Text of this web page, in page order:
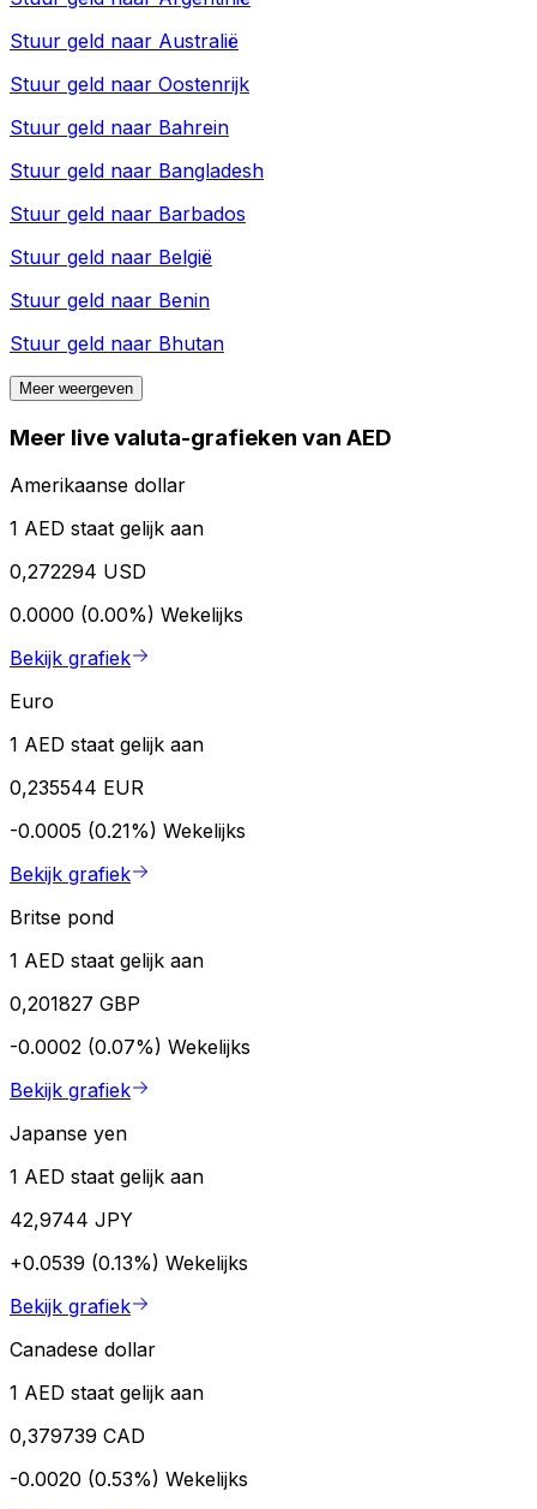
Stuur geld naar Australië
Stuur geld naar Oostenrijk
Stuur geld naar Bahrein
Stuur geld naar Bangladesh
Stuur geld naar Barbados
Stuur geld naar België
Stuur geld naar Benin
Stuur geld naar Bhutan
Meer weergeven
Meer live valuta-grafieken van AED
Amerikaanse dollar
1 AED staat gelijk aan
0,272294 USD
0.0000 (0.00%) Wekelijks
Bekijk grafiek
Euro
1 AED staat gelijk aan
0,235544 EUR
-0.0005 (0.21%) Wekelijks
Bekijk grafiek
Britse pond
1 AED staat gelijk aan
0,201827 GBP
-0.0002 (0.07%) Wekelijks
Bekijk grafiek
Japanse yen
1 AED staat gelijk aan
42,9744 JPY
+0.0539 (0.13%) Wekelijks
Bekijk grafiek
Canadese dollar
1 AED staat gelijk aan
0,379739 CAD
-0.0020 (0.53%) Wekelijks